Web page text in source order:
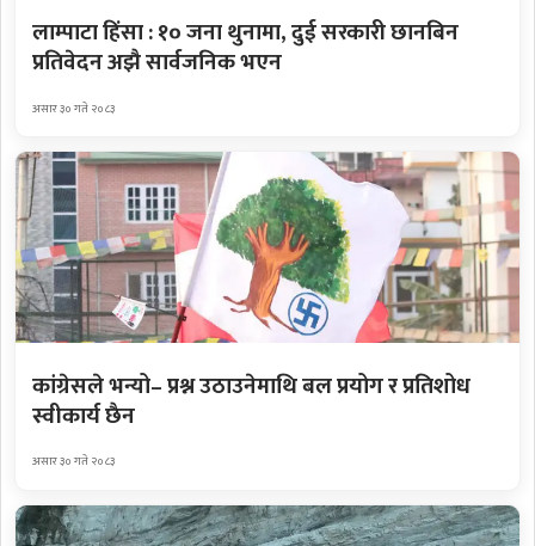
लाम्पाटा हिंसा : १० जना थुनामा, दुई सरकारी छानबिन
प्रतिवेदन अझै सार्वजनिक भएन
असार ३० गते २०८३
कांग्रेसले भन्यो– प्रश्न उठाउनेमाथि बल प्रयोग र प्रतिशोध
स्वीकार्य छैन
असार ३० गते २०८३